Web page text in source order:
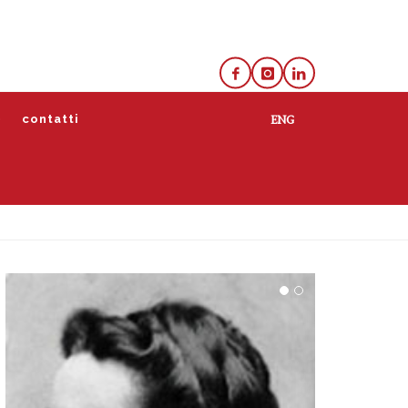
contatti